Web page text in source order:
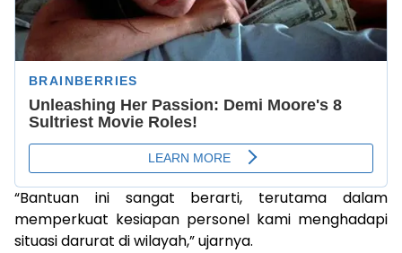
“Bantuan ini sangat berarti, terutama dalam
memperkuat kesiapan personel kami menghadapi
situasi darurat di wilayah,” ujarnya.